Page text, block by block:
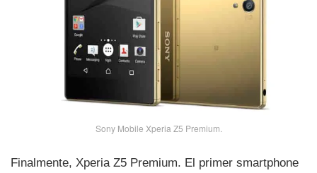
Sony Mobile Xperia Z5 Premium.
Finalmente, Xperia Z5 Premium. El primer smartphone